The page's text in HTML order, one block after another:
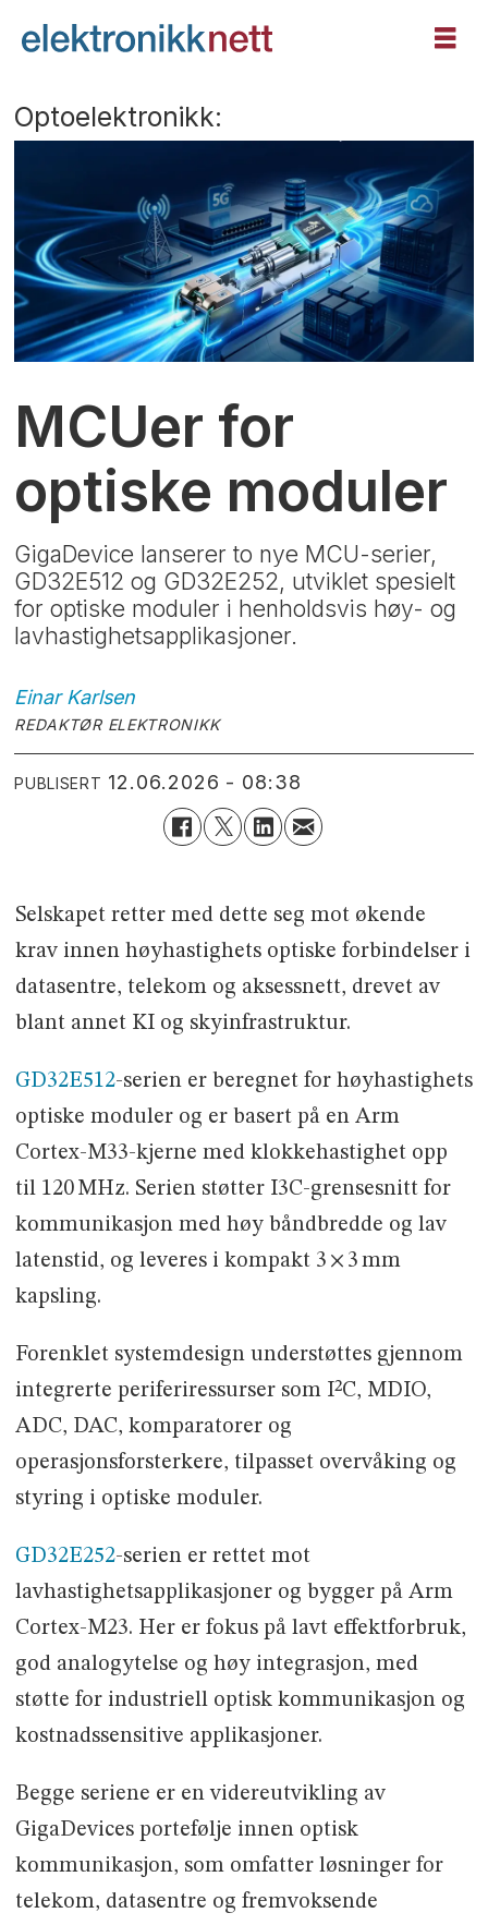
Optoelektronikk:
MCUer for
optiske moduler
GigaDevice lanserer to nye MCU-serier,
GD32E512 og GD32E252, utviklet spesielt
for optiske moduler i henholdsvis høy- og
lavhastighetsapplikasjoner.
Einar Karlsen
REDAKTØR ELEKTRONIKK
PUBLISERT 12.06.2026 - 08:38
Selskapet retter med dette seg mot økende
krav innen høyhastighets optiske forbindelser i
datasentre, telekom og aksessnett, drevet av
blant annet KI og skyinfrastruktur.
GD32E512-serien er beregnet for høyhastighets
optiske moduler og er basert på en Arm
Cortex-M33-kjerne med klokkehastighet opp
til 120 MHz. Serien støtter I3C-grensesnitt for
kommunikasjon med høy båndbredde og lav
latenstid, og leveres i kompakt 3 × 3 mm
kapsling.
Forenklet systemdesign understøttes gjennom
integrerte periferiressurser som I²C, MDIO,
ADC, DAC, komparatorer og
operasjonsforsterkere, tilpasset overvåking og
styring i optiske moduler.
GD32E252-serien er rettet mot
lavhastighetsapplikasjoner og bygger på Arm
Cortex-M23. Her er fokus på lavt effektforbruk,
god analogytelse og høy integrasjon, med
støtte for industriell optisk kommunikasjon og
kostnadssensitive applikasjoner.
Begge seriene er en videreutvikling av
GigaDevices portefølje innen optisk
kommunikasjon, som omfatter løsninger for
telekom, datasentre og fremvoksende